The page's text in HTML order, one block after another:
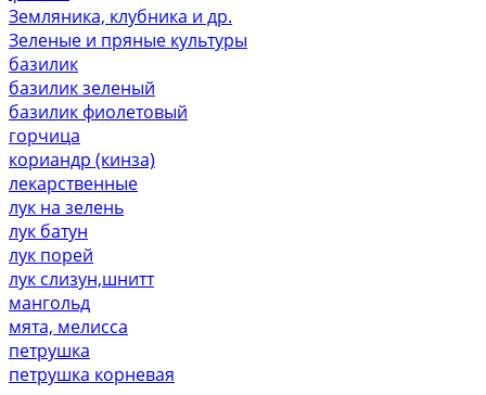
Земляника, клубника и др.
Зеленые и пряные культуры
базилик
базилик зеленый
базилик фиолетовый
горчица
кориандр (кинза)
лекарственные
лук на зелень
лук батун
лук порей
лук слизун,шнитт
мангольд
мята, мелисса
петрушка
петрушка корневая